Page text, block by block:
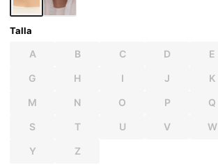
Talla
A B C D E
G H I J K
M N O P Q
S T U V W
Y Z